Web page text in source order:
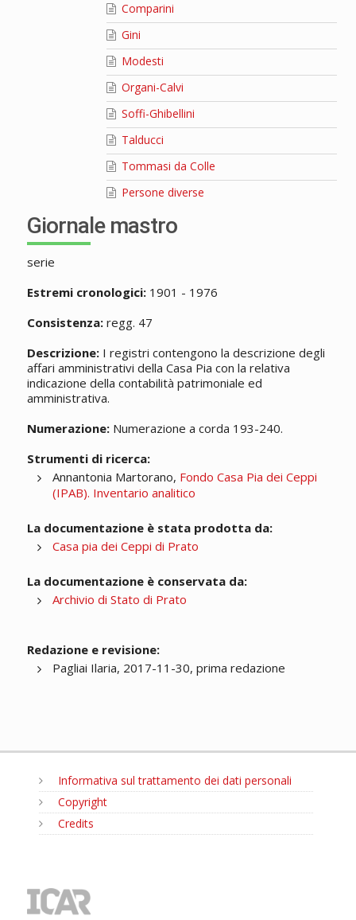
Comparini
Gini
Modesti
Organi-Calvi
Soffi-Ghibellini
Talducci
Tommasi da Colle
Persone diverse
Giornale mastro
serie
Estremi cronologici:1901 - 1976
Consistenza:regg. 47
Descrizione:I registri contengono la descrizione degli
affari amministrativi della Casa Pia con la relativa
indicazione della contabilità patrimoniale ed
amministrativa.
Numerazione:Numerazione a corda 193-240.
Strumenti di ricerca:
Annantonia Martorano, Fondo Casa Pia dei Ceppi
(IPAB). Inventario analitico
La documentazione è stata prodotta da:
Casa pia dei Ceppi di Prato
La documentazione è conservata da:
Archivio di Stato di Prato
Redazione e revisione:
Pagliai Ilaria, 2017-11-30, prima redazione
Informativa sul trattamento dei dati personali
Copyright
Credits